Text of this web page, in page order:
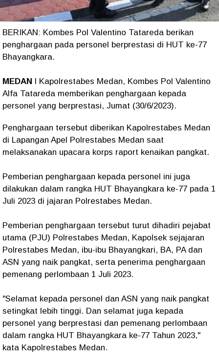
BERIKAN: Kombes Pol Valentino Tatareda berikan
penghargaan pada personel berprestasi di HUT ke-77
Bhayangkara.
MEDAN l Kapolrestabes Medan, Kombes Pol Valentino
Alfa Tatareda memberikan penghargaan kepada
personel yang berprestasi, Jumat (30/6/2023).
Penghargaan tersebut diberikan Kapolrestabes Medan
di Lapangan Apel Polrestabes Medan saat
melaksanakan upacara korps raport kenaikan pangkat.
Pemberian penghargaan kepada personel ini juga
dilakukan dalam rangka HUT Bhayangkara ke-77 pada 1
Juli 2023 di jajaran Polrestabes Medan.
Pemberian penghargaan tersebut turut dihadiri pejabat
utama (PJU) Polrestabes Medan, Kapolsek sejajaran
Polrestabes Medan, ibu-ibu Bhayangkari, BA, PA dan
ASN yang naik pangkat, serta penerima penghargaan
pemenang perlombaan 1 Juli 2023.
"Selamat kepada personel dan ASN yang naik pangkat
setingkat lebih tinggi. Dan selamat juga kepada
personel yang berprestasi dan pemenang perlombaan
dalam rangka HUT Bhayangkara ke-77 Tahun 2023,"
kata Kapolrestabes Medan.